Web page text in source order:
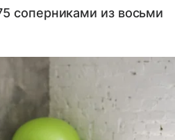
соперниками из восьми